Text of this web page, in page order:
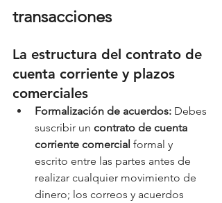
transacciones
La estructura del contrato de
cuenta corriente y plazos
comerciales
Formalización de acuerdos: Debes
suscribir un contrato de cuenta
corriente comercial formal y
escrito entre las partes antes de
realizar cualquier movimiento de
dinero; los correos y acuerdos